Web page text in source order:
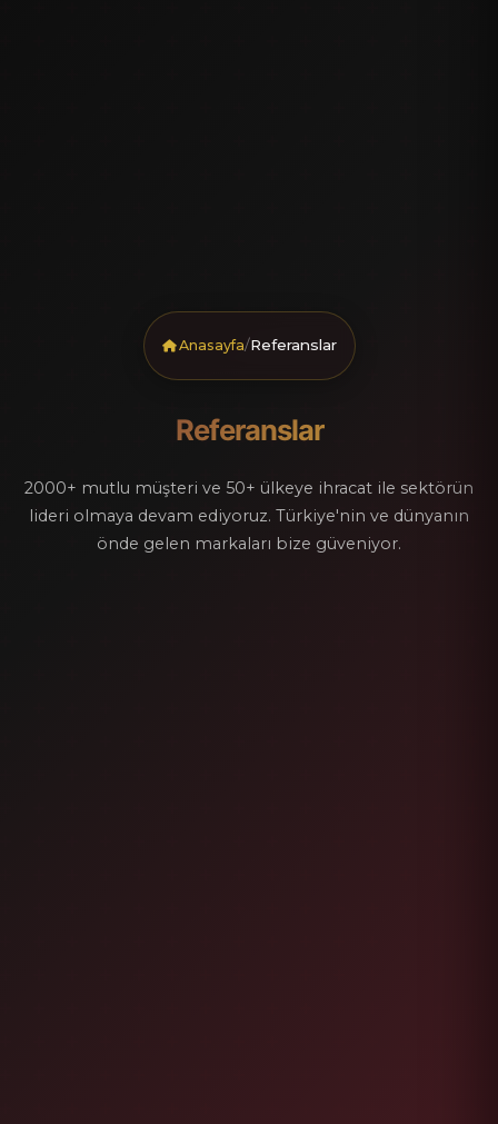
Anasayfa/Referanslar
Referanslar
2000+ mutlu müşteri ve 50+ ülkeye ihracat ile sektörün
lideri olmaya devam ediyoruz. Türkiye'nin ve dünyanın
önde gelen markaları bize güveniyor.